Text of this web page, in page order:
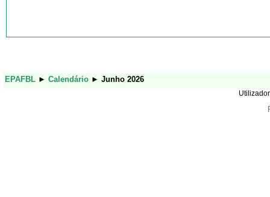
EPAFBL ► Calendário ► Junho 2026